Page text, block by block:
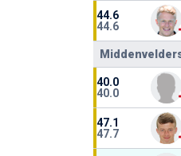
44.6
44.6
40.0
40.0
47.1
47.7